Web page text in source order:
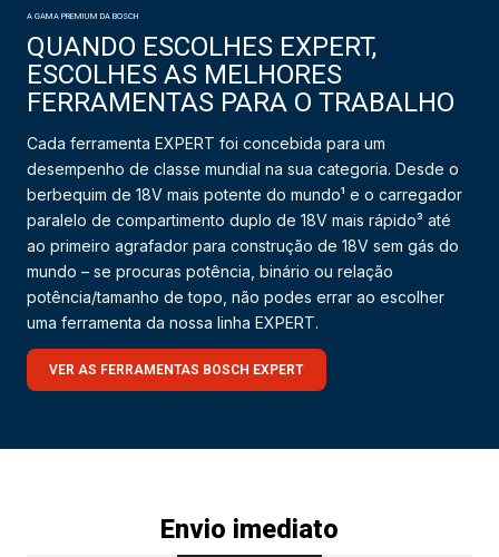
A GAMA PREMIUM DA BOSCH
QUANDO ESCOLHES EXPERT,
ESCOLHES AS MELHORES
FERRAMENTAS PARA O TRABALHO
Cada ferramenta EXPERT foi concebida para um
desempenho de classe mundial na sua categoria. Desde o
berbequim de 18V mais potente do mundo¹ e o carregador
paralelo de compartimento duplo de 18V mais rápido³ até
ao primeiro agrafador para construção de 18V sem gás do
mundo – se procuras potência, binário ou relação
potência/tamanho de topo, não podes errar ao escolher
uma ferramenta da nossa linha EXPERT.
VER AS FERRAMENTAS BOSCH EXPERT
Envio imediato